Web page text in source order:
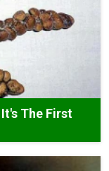
The First